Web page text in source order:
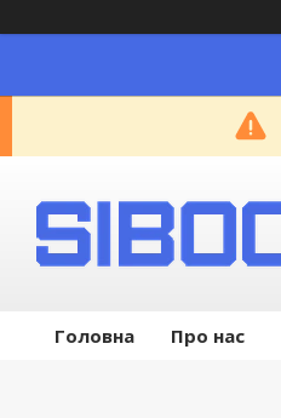
Головна Про нас